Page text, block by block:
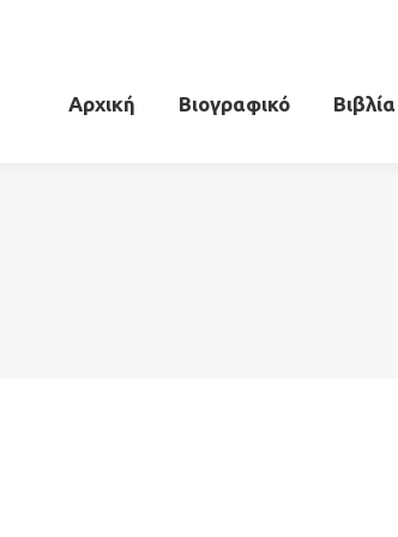
Αρχική Βιογραφικό Βιβλία